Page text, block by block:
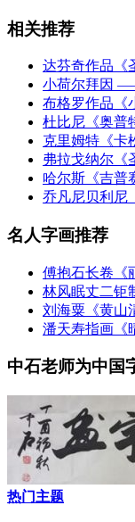
相关推荐
达芬奇作品《
小荷尔拜因
布格罗作品《
杜比尼《奥普
克里姆特《卡
弗拉戈纳尔《
哈尔斯《吉普
乔凡尼贝利尼
名人字画推荐
傅抱石长卷《
林风眠丈二钜
刘海粟《黄山
潘天寿指画《
中石老师为中国
热门主题